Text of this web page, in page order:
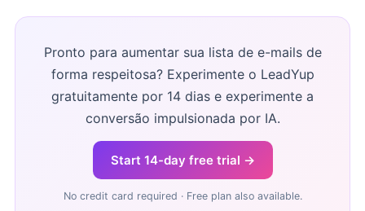
Pronto para aumentar sua lista de e-mails de
forma respeitosa? Experimente o LeadYup
gratuitamente por 14 dias e experimente a
conversão impulsionada por IA.
Start 14-day free trial →
No credit card required · Free plan also available.